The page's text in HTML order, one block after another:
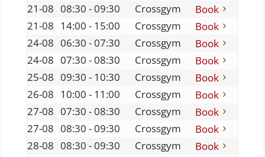
21-08 08:30 - 09:30 Crossgym
Book
21-08 14:00 - 15:00 Crossgym
Book
24-08 06:30 - 07:30 Crossgym
Book
24-08 07:30 - 08:30 Crossgym
Book
25-08 09:30 - 10:30 Crossgym
Book
26-08 10:00 - 11:00 Crossgym
Book
27-08 07:30 - 08:30 Crossgym
Book
27-08 08:30 - 09:30 Crossgym
Book
28-08 08:30 - 09:30 Crossgym
Book